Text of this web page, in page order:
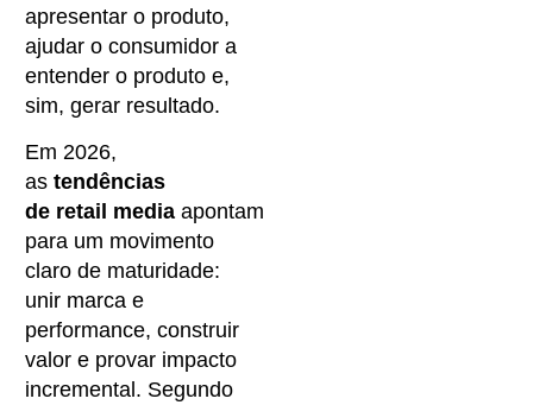
apresentar o produto,
ajudar o consumidor a
entender o produto e,
sim, gerar resultado.
Em 2026,
as tendências
de retail media apontam
para um movimento
claro de maturidade:
unir marca e
performance, construir
valor e provar impacto
incremental. Segundo